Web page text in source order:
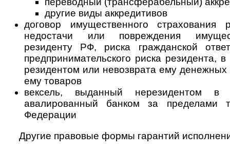
другие виды аккредитивов
договор имущественного страхования
недостачи или повреждения
резиденту РФ, риска гражданской
предпринимательского риска резидента,
резидентом или невозврата ему денежных
ему товаров
вексель, выданный нерезидентом в
авалированный банком за пределами
Федерации
Другие правовые формы гарантий